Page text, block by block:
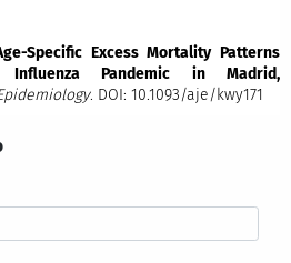
Specific Excess Mortality Patterns
Influenza Pandemic in Madrid,
. DOI: 10.1093/aje/kwy171